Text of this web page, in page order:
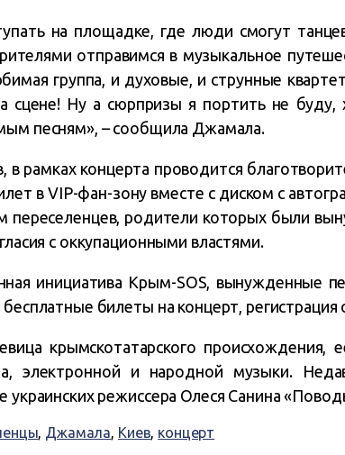
на площадке, где люди смогут
отправимся в музыкальное
группа, и духовые, и струнные
сцене! Ну а сюрпризы я портить не буду,
песням», – сообщила Джамала.
в рамках концерта проводится
в VIP-фан-зону вместе с диском с
переселенцев, родители которых были
с оккупационными властями.
инициатива Крым-SOS, вынужденные
билеты на концерт, регистрация
крымскотатарского происхождения,
электронной и народной музыки.
украинских режиссера Олеся Санина
, Джамала, Киев, концерт